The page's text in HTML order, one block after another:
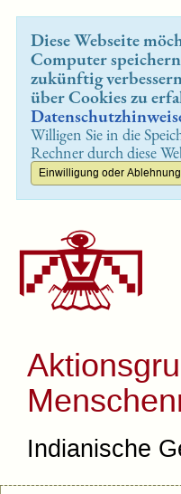
Diese Webseite
Computer
zukünftig
über Cookies zu
Willigen Sie in die
Rechner durch diese
Indianische